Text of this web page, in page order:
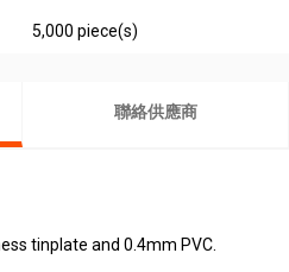
5,000 piece(s)
聯絡供應商
tinplate and 0.4mm PVC.